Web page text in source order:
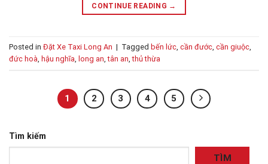
CONTINUE READING →
Posted in Đặt Xe Taxi Long An | Tagged bến lức cần đước cần giuộc
đức hoà hậu nghĩa long an ,tân an ,thủ thừa
1 2 3 4 5
Tìm kiếm
TÌM